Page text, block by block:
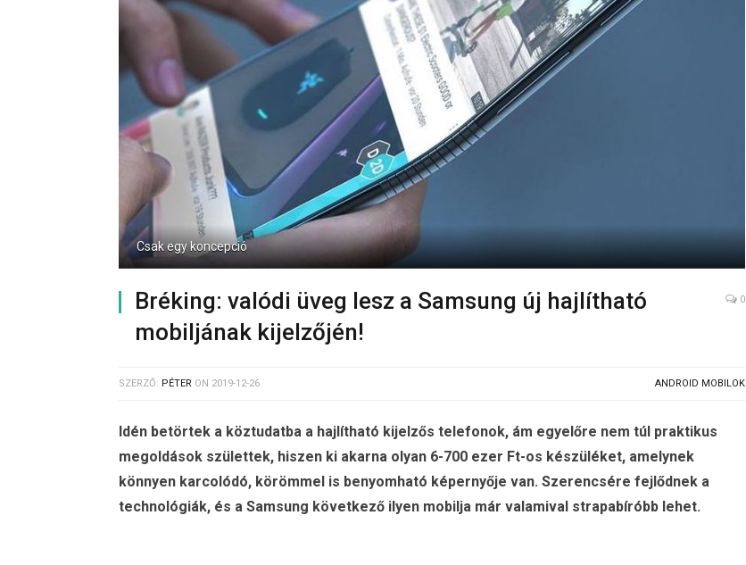
Csak egy koncepció
Bréking: valódi üveg lesz a Samsung új hajlítható
mobiljának kijelzőjén!
0
SZERZŐ: PÉTER ON 2019-12-26 ANDROID MOBILOK
Idén betörtek a köztudatba a hajlítható kijelzős telefonok, ám egyelőre nem túl praktikus
megoldások születtek, hiszen ki akarna olyan 6-700 ezer Ft-os készüléket, amelynek
könnyen karcolódó, körömmel is benyomható képernyője van. Szerencsére fejlődnek a
technológiák, és a Samsung következő ilyen mobilja már valamival strapabíróbb lehet.